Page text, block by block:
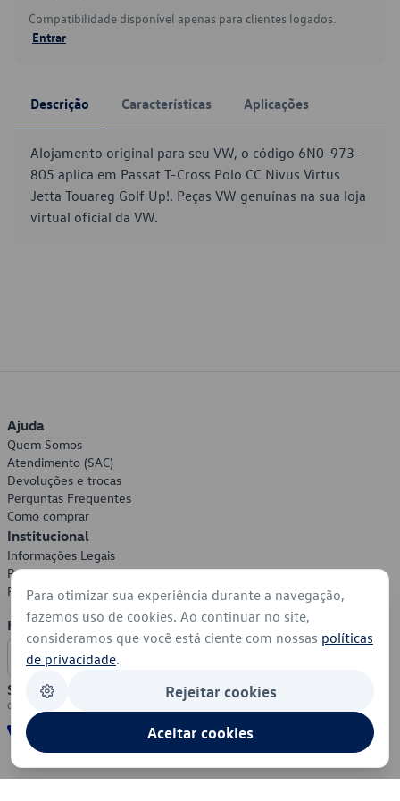
Compatibilidade disponível apenas para clientes logados.
Entrar
Descrição Características Aplicações
Alojamento original para seu VW, o código 6N0-973-
805 aplica em Passat T-Cross Polo CC Nivus Virtus
Jetta Touareg Golf Up!. Peças VW genuínas na sua loja
virtual oficial da VW.
Ajuda
Quem Somos
Atendimento (SAC)
Devoluções e trocas
Perguntas Frequentes
Como comprar
Institucional
Informações Legais
Política de Privacidade
Política de Cookies
Formas de Pagamento
Segurança
Para otimizar sua experiência durante a navegação,
fazemos uso de cookies. Ao continuar no site,
consideramos que você está ciente com nossas políticas
de privacidade.
Rejeitar cookies
Aceitar cookies